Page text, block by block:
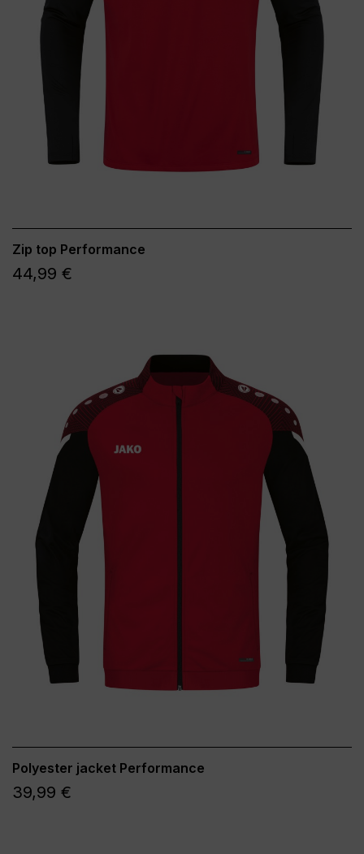
Zip top Performance
44,99 €
Polyester jacket Performance
39,99 €